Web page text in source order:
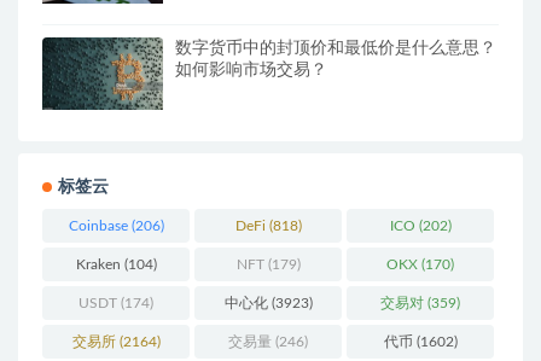
数字货币中的封顶价和最低价是什么意思？
如何影响市场交易？
标签云
Coinbase(206) DeFi (818) ICO (202)
Kraken (104) NFT(179) OKX (170)
USDT (174) 中心化(3923) 交易对 (359)
交易所(2164) 交易量 (246) 代币 (1602)